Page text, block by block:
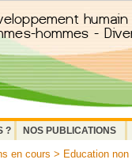
? NOS PUBLICATIONS
en cours > Education non